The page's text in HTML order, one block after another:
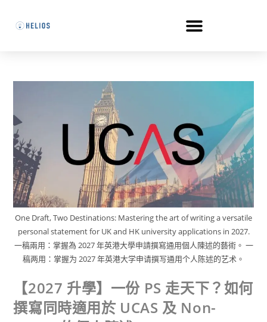
One Draft, Two Destinations: Mastering the art of writing a versatile
personal statement for UK and HK university applications in 2027.
一稿兩用：掌握為 2027 年英港大學申請撰寫通用個人陳述的藝術。 一
稿两用：掌握为 2027 年英港大学申请撰写通用个人陈述的艺术。
【2027 升學】一份 PS 走天下？如何
撰寫同時適用於 UCAS 及 Non-